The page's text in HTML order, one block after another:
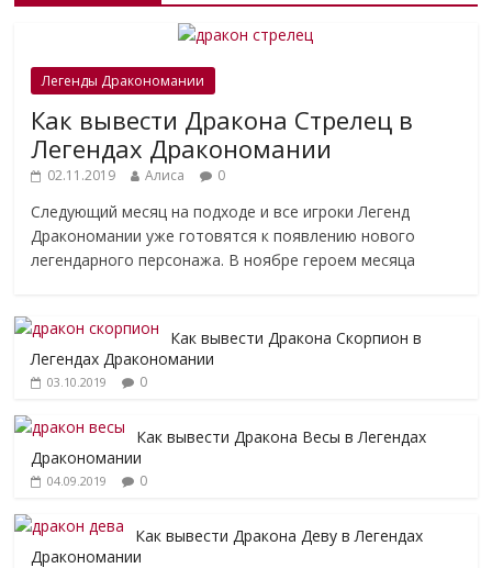
Легенды Дракономании
Как вывести Дракона Стрелец в
Легендах Дракономании
02.11.2019 Алиса 0
Следующий месяц на подходе и все игроки Легенд
Дракономании уже готовятся к появлению нового
легендарного персонажа. В ноябре героем месяца
Как вывести Дракона Скорпион в
Легендах Дракономании
03.10.2019 0
Как вывести Дракона Весы в Легендах
Дракономании
04.09.2019 0
Как вывести Дракона Деву в Легендах
Дракономании